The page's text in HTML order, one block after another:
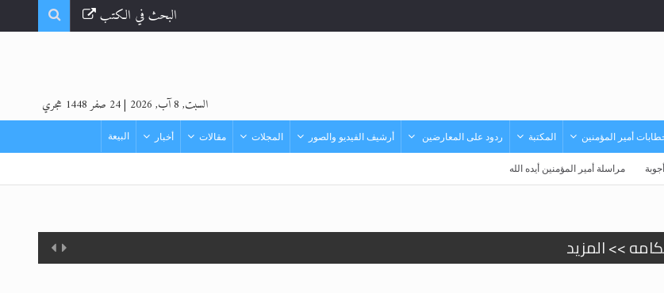
البحث في الكتب
السبت, 8 آب, 2026 |24 صفر 1448 هجري
أمير المؤمنين المكتبة ردود على المعارضين أرشيف الفيديو والصور المجلات مقالات أخبار البيعة
مراسلة أمير المؤمنين أيده الله
>> المزيد